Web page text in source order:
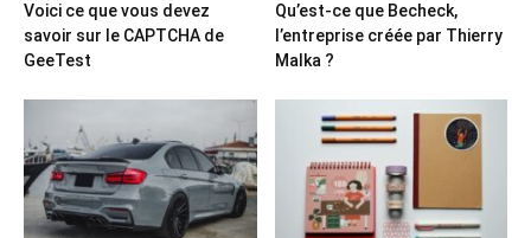
Voici ce que vous devez
savoir sur le CAPTCHA de
GeeTest
Qu’est-ce que Becheck,
l’entreprise créée par Thierry
Malka ?